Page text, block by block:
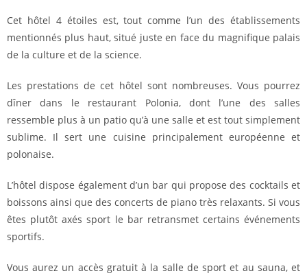
Cet hôtel 4 étoiles est, tout comme l’un des établissements
mentionnés plus haut, situé juste en face du magnifique palais
de la culture et de la science.
Les prestations de cet hôtel sont nombreuses. Vous pourrez
dîner dans le restaurant Polonia, dont l’une des salles
ressemble plus à un patio qu’à une salle et est tout simplement
sublime. Il sert une cuisine principalement européenne et
polonaise.
L’hôtel dispose également d’un bar qui propose des cocktails et
boissons ainsi que des concerts de piano très relaxants. Si vous
êtes plutôt axés sport le bar retransmet certains événements
sportifs.
Vous aurez un accès gratuit à la salle de sport et au sauna, et